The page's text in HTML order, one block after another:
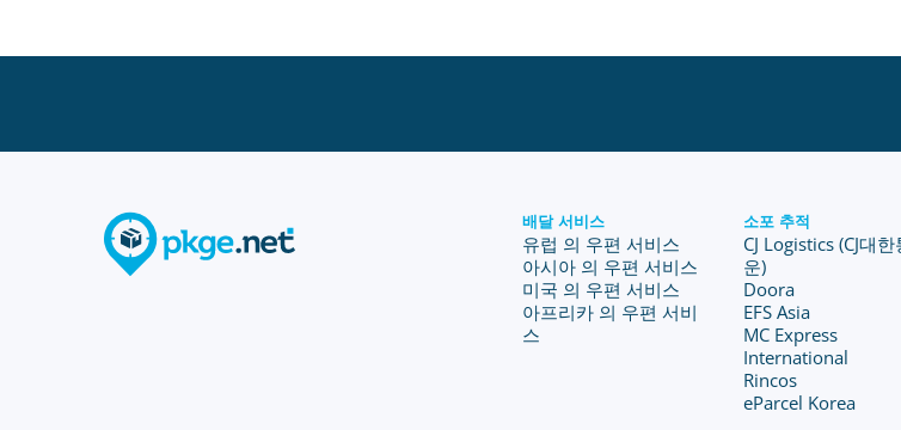
배달 서비스
유럽 의 우편 서비스
아시아 의 우편 서비스
미국 의 우편 서비스
아프리카 의 우편 서비
스
소포 추적
CJ Logistics (CJ대한
운)
Doora
EFS Asia
MC Express
International
Rincos
eParcel Korea